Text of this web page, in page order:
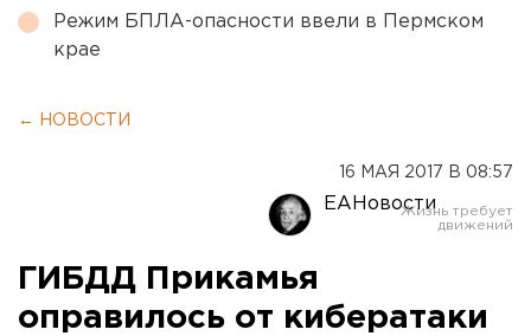
Режим БПЛА-опасности ввели в Пермском
крае
← НОВОСТИ
16 МАЯ 2017 В 08:57
ЕАНовости
ГИБДД Прикамья
оправилось от кибератаки